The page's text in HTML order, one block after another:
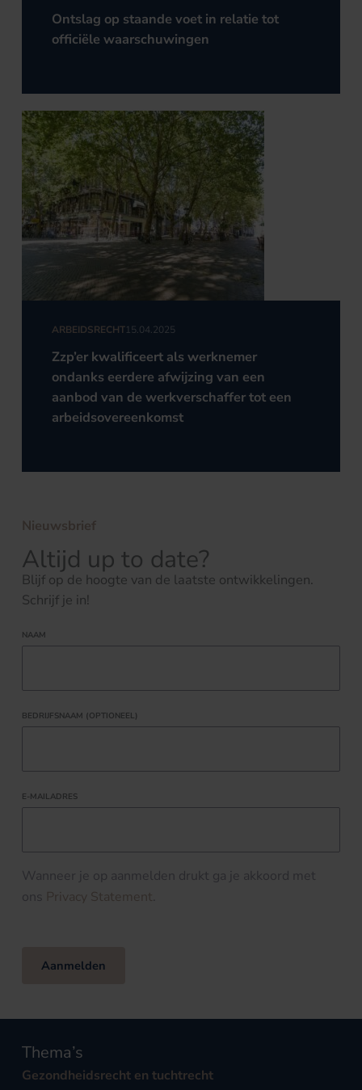
Ontslag op staande voet in relatie tot
officiële waarschuwingen
ARBEIDSRECHT15.04.2025
Zzp’er kwalificeert als werknemer
ondanks eerdere afwijzing van een
aanbod van de werkverschaffer tot een
arbeidsovereenkomst
Nieuwsbrief
Altijd up to date?
Blijf op de hoogte van de laatste ontwikkelingen.
Schrijf je in!
NAAM
BEDRIJFSNAAM (OPTIONEEL)
E-MAILADRES
Wanneer je op aanmelden drukt ga je akkoord met
ons Privacy Statement.
Aanmelden
Thema’s
Gezondheidsrecht en tuchtrecht